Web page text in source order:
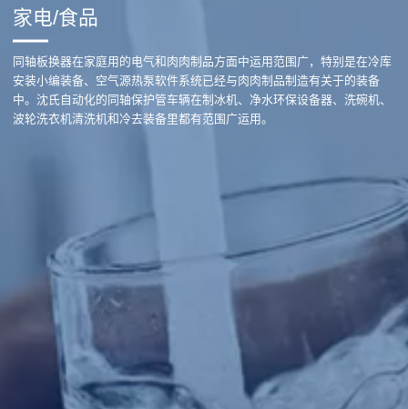
家电/食品
同轴板换器在家庭用的电气和肉肉制品方面中运用范围广，特别是在冷库
安装小编装备、空气源热泵软件系统已经与肉肉制品制造有关于的装备
中。沈氏自动化的同轴保护管车辆在制冰机、净水环保设备器、洗碗机、
波轮洗衣机清洗机和冷去装备里都有范围广运用。